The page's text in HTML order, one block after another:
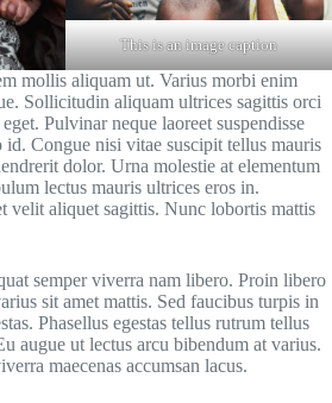
This is an image caption
mollis aliquam ut. Varius morbi enim
Sollicitudin aliquam ultrices sagittis orci
Pulvinar neque laoreet suspendisse
Congue nisi vitae suscipit tellus mauris
dolor. Urna molestie at elementum
lectus mauris ultrices eros in.
velit aliquet sagittis. Nunc lobortis mattis
semper viverra nam libero. Proin libero
sit amet mattis. Sed faucibus turpis in
Phasellus egestas tellus rutrum tellus
augue ut lectus arcu bibendum at varius.
maecenas accumsan lacus.